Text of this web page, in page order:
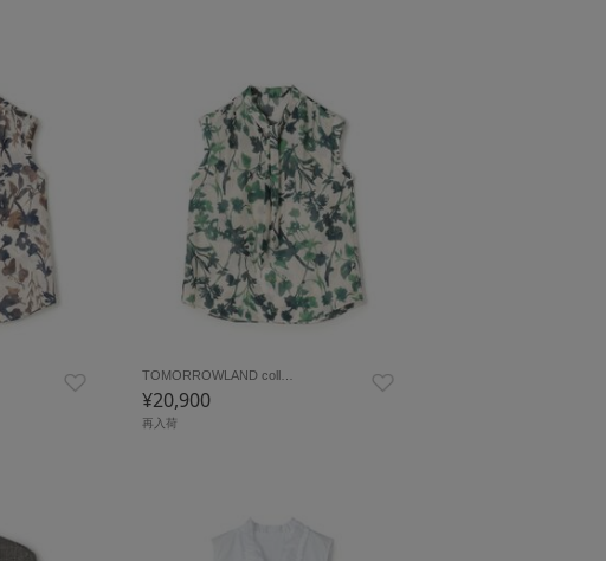
TOMORROWLAND coll…
¥20,900
再入荷